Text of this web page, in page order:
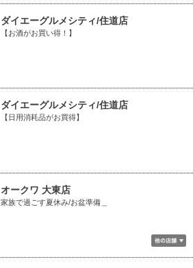
ダイエーグルメシティ/住道店
【お酒がお買い得！】
ダイエーグルメシティ/住道店
【日用消耗品がお買得】
オークワ 大東店
家族で過ごす夏休み/お盆準備＿